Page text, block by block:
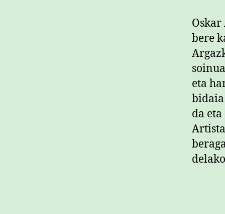
bere
eta
bidaia
da